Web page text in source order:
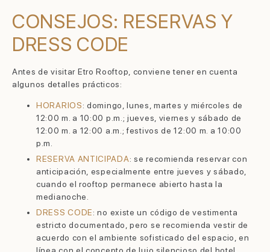
CONSEJOS: RESERVAS Y
DRESS CODE
Antes de visitar Etro Rooftop, conviene tener en cuenta
algunos detalles prácticos:
HORARIOS: domingo, lunes, martes y miércoles de
12:00 m. a 10:00 p.m.; jueves, viernes y sábado de
12:00 m. a 12:00 a.m.; festivos de 12:00 m. a 10:00
p.m.
RESERVA ANTICIPADA: se recomienda reservar con
anticipación, especialmente entre jueves y sábado,
cuando el rooftop permanece abierto hasta la
medianoche.
DRESS CODE: no existe un código de vestimenta
estricto documentado, pero se recomienda vestir de
acuerdo con el ambiente sofisticado del espacio, en